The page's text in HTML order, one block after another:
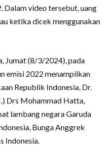
Dalam video tersebut, uang
ketika dicek menggunakan
Jumat (8/3/2024), pada
emisi 2022 menampilkan
Republik Indonesia, Dr.
Drs Mohammad Hatta,
lambang negara Garuda
Bunga Anggrek
Indonesia.